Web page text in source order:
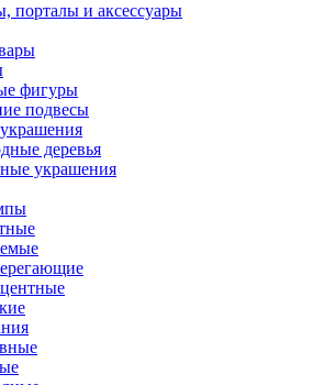
порталы и аксессуары
фигуры
подвесы
деревья
украшения